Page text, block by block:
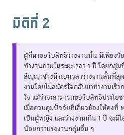
มิติที่ 2
ผู้ที่มาขอรับสิทธิว่างงานนั้น มีเพียงร้
ทำงานภายในระยะเวลา 1 ปี โดยกลุ่
สัญญาจ้างมีระยะเวลาว่างงานสั้นที่
งานโดยไม่สมัครใจกลับมาทำงานเร็
ใจ แม้ว่าจะสามารถขอรับสิทธิประโ
เมื่อควบคุมปัจจัยที่เกี่ยวข้องให้คงที่
เป็นผู้หญิง และว่างงานเกิน 1 ปี จะมี
น้อยกว่าแรงงานกลุ่มอื่น ๆ